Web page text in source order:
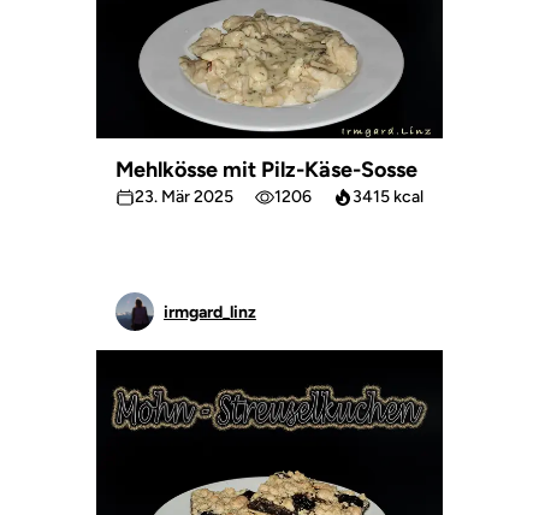
Mehlkösse mit Pilz-Käse-Sosse
23. Mär 2025 1206 3415 kcal
irmgard_linz